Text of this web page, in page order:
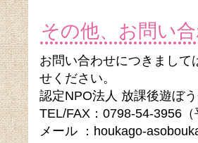
その他、お問い
お問い合わせにつきまし
せください。
認定NPO法人 放課後遊ぼ
TEL/FAX：0798-54-3956（
メール ：houkago-